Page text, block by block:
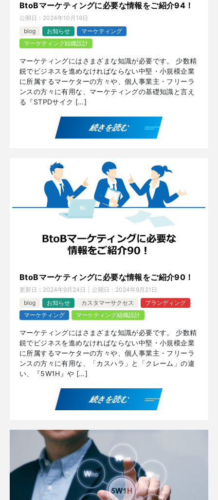
BtoBマーケティングに必要な情報をご紹介94！
公開日： 2024年10月19日
blog
お知らせ
マーケティング
マーケティング組織設計
マーケティングにはさまざまな知識が必要です。 少数精
鋭でビジネスを進めなければならない中堅・小規模企業
に所属するマーケターの方々や、個人事業主・フリーラ
ンスの方々に有用な、マーケティングの基礎知識と言え
る『STPDサイク […]
続きを読む
BtoBマーケティングに必要な情報をご紹介90！
更新日： 2024年9月24日 公開日： 2024年9月21日
blog
お知らせ カスタマーサクセス
ブランディング
マーケティング
マーケティング組織設計
マーケティングにはさまざまな知識が必要です。 少数精
鋭でビジネスを進めなければならない中堅・小規模企業
に所属するマーケターの方々や、個人事業主・フリーラ
ンスの方々に有用な、「カスハラ」と「クレーム」の違
い、『5W1H』や […]
続きを読む